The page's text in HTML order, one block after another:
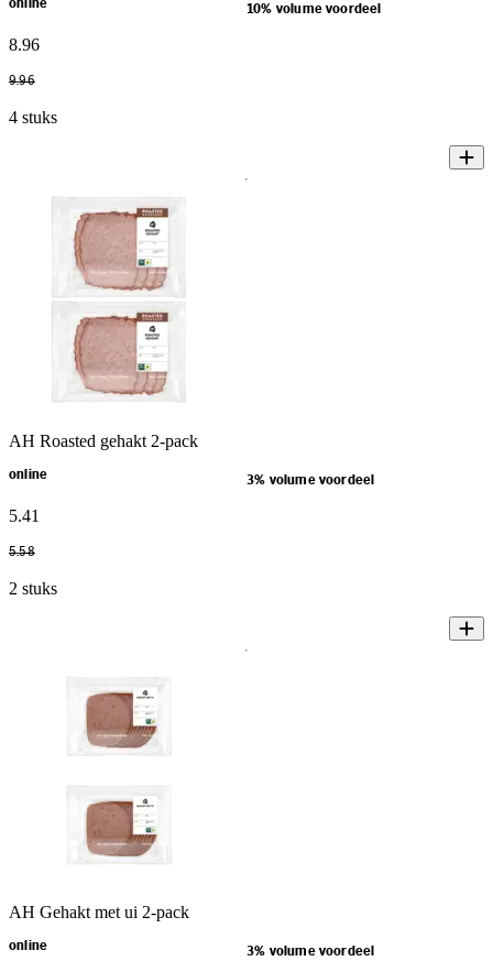
online 10% volume voordeel
8.96
9.96
4 stuks
AH Roasted gehakt 2-pack
online 3% volume voordeel
5.41
5.58
2 stuks
AH Gehakt met ui 2-pack
online 3% volume voordeel